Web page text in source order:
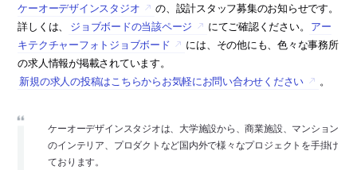
ケーオーデザインスタジオ
の、設計スタッフ募集のお知らせです。
詳しくは、
ジョブボードの当該ページ にてご確認ください。 アー
キテクチャーフォトジョブボード
には、その他にも、色々な事務所
の求人情報が掲載されています。
新規の求人の投稿はこちらからお気軽にお問い合わせください
。
ケーオーデザインスタジオは、大学施設から、商業施設、マンション
のインテリア、プロダクトなど国内外で様々なプロジェクトを手掛け
ております。